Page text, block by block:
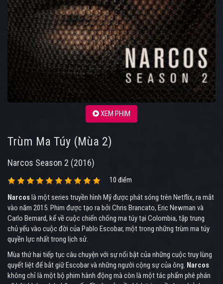
XEM PHIM
Trùm Ma Túy (Mùa 2)
Narcos Season 2 (2016)
10 điểm
Narcos là một series truyền hình Mỹ được phát sóng trên Netflix, ra mắt
vào năm 2015. Phim được tạo ra bởi Chris Brancato, Eric Newman và
Carlo Bernard, kể về cuộc chiến chống ma túy tại Colombia, tập trung
chủ yếu vào cuộc đời của Pablo Escobar, một trong những trùm ma túy
quyền lực nhất trong lịch sử.
Mùa thứ hai tiếp tục câu chuyện với sự nổi bật của những cuộc truy lùng
quyết liệt để bắt giữ Escobar và những người cộng sự của ông. Narcos
không chỉ là một bộ phim hành động mà còn là một tác phẩm phê phán